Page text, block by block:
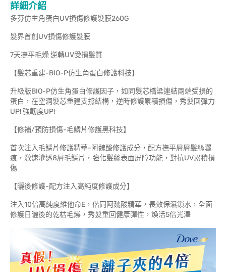
詳細介紹
多芬仿生角蛋白UV損傷修護髮膜260G
髮界首創UV損傷修護髮膜
7天撫平毛燥 逆轉UV受損髮質
【髮芯重建-BIO-P仿生角蛋白修護科技】
升級版BIO-P仿生角蛋白修護因子，如同髮芯橋梁連結兩端受損的
蛋白，在空洞髮芯重建支撐結構，逆時修護累積損傷，秀髮回彈力
UP! 強韌度UP!
【修補/預防損傷-毛鱗片修護黑科技】
首次注入毛鱗片修護精華-阿魏酸修護成分，配方撫平層層髮絲曬
痕，激速滲透8層毛鱗片，強化髮絲表面屏障功能，對抗UV累積損
傷
【曬後修護-配方注入高純度修護成分】
注入10倍高純度維他命E，偕同阿魏酸精華，長效保濕鎖水，全面
修護日曬後的乾枯毛燥，秀髮重回健康彈性，煥活5倍光澤